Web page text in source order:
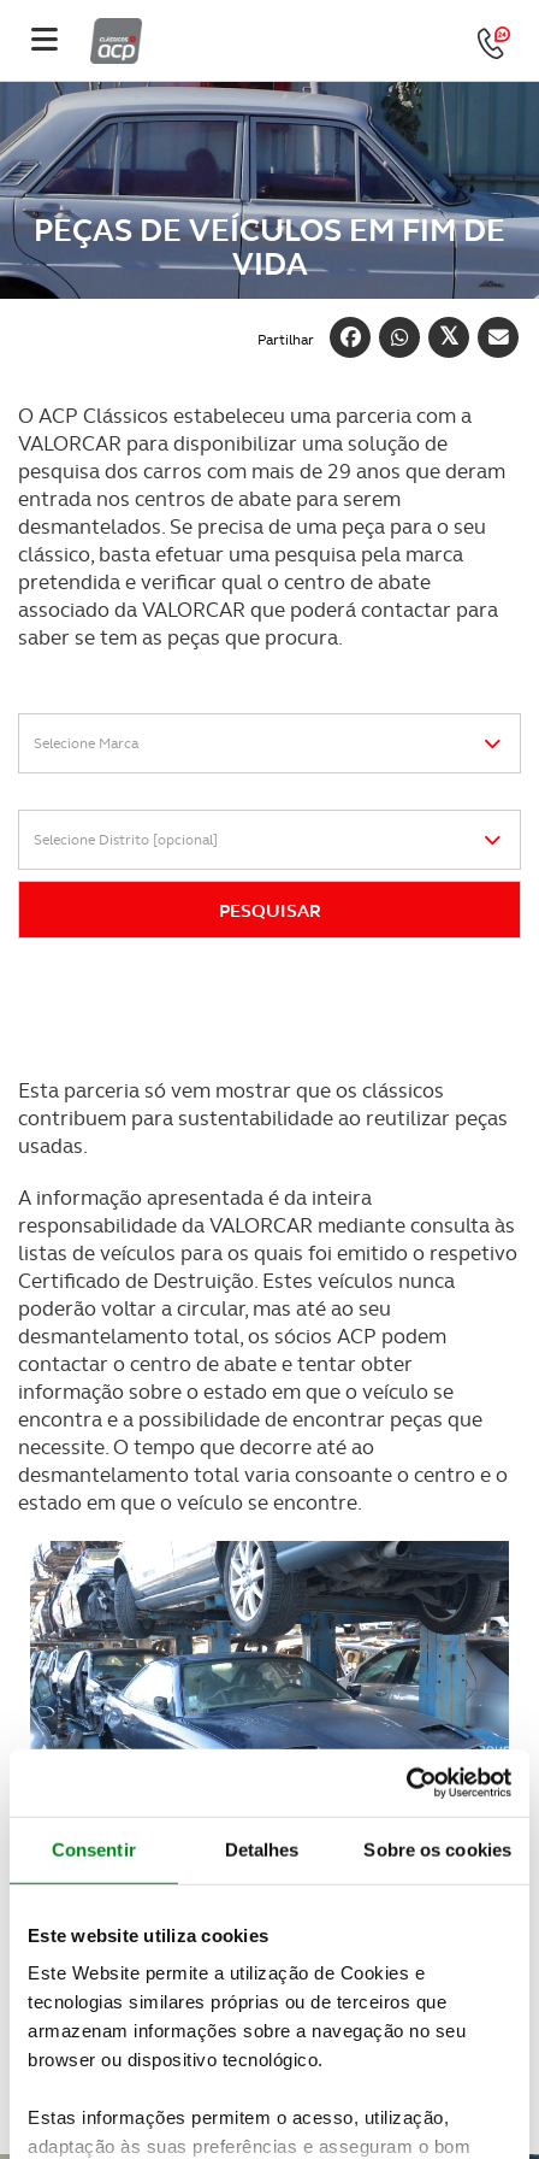
Consentir Detalhes Sobre os cookies
Este website utiliza cookies
Este Website permite a utilização de Cookies e
tecnologias similares próprias ou de terceiros que
armazenam informações sobre a navegação no seu
browser ou dispositivo tecnológico.
Estas informações permitem o acesso, utilização,
adaptação às suas preferências e asseguram o bom
PEÇAS DE VEÍCULOS EM FIM DE
VIDA
Partilhar
O ACP Clássicos estabeleceu uma parceria com a
VALORCAR para disponibilizar uma solução de
pesquisa dos carros com mais de 29 anos que deram
entrada nos centros de abate para serem
desmantelados. Se precisa de uma peça para o seu
clássico, basta efetuar uma pesquisa pela marca
pretendida e verificar qual o centro de abate
associado da VALORCAR que poderá contactar para
saber se tem as peças que procura.
Selecione Marca
Selecione Distrito [opcional]
Esta parceria só vem mostrar que os clássicos
contribuem para sustentabilidade ao reutilizar peças
usadas.
A informação apresentada é da inteira
responsabilidade da VALORCAR mediante consulta às
listas de veículos para os quais foi emitido o respetivo
Certificado de Destruição. Estes veículos nunca
poderão voltar a circular, mas até ao seu
desmantelamento total, os sócios ACP podem
contactar o centro de abate e tentar obter
informação sobre o estado em que o veículo se
encontra e a possibilidade de encontrar peças que
necessite. O tempo que decorre até ao
desmantelamento total varia consoante o centro e o
estado em que o veículo se encontre.
A VALORCAR é uma entidade privada, sem fins
lucrativos, cujo capital social pertence em 95% à
Associação das Empresas Portuguesas para o Sector
Integrado de Gestão de Veículos em Fim de Vida
(SIGVFV) organiza e monitoriza uma extensa rede de
centros de abate nacionais.
Veja também